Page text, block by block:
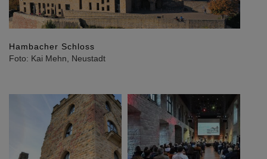
Hambacher Schloss
Foto: Kai Mehn, Neustadt